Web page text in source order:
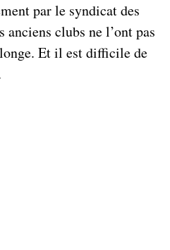
par le syndicat des
anciens clubs ne l’ont pas
Et il est difficile de